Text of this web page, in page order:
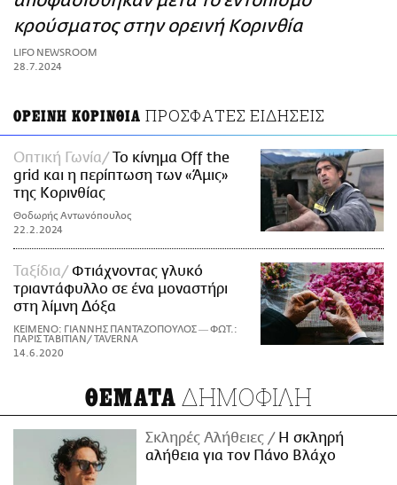
ΑΜΠΑ
PRINT
κρούσματος στην ορεινή Κορινθία
LIFO NEWSROOM
28.7.2024
ΟΡΕΙΝΗ ΚΟΡΙΝΘΙΑ ΠΡΟΣΦΑΤΕΣ ΕΙΔΗΣΕΙΣ
Οπτική Γωνία
Το κίνημα Off the
grid και η περίπτωση των «Άμις»
της Κορινθίας
Θοδωρής Αντωνόπουλος
22.2.2024
Ταξίδια
Φτιάχνοντας γλυκό
τριαντάφυλλο σε ένα μοναστήρι
στη λίμνη Δόξα
ΚΕΙΜΕΝΟ: ΓΙΑΝΝΗΣ ΠΑΝΤΑΖΟΠΟΥΛΟΣ ― ΦΩΤ.:
ΠΑΡΙΣ ΤΑΒΙΤΙΑΝ/ TAVERNA
14.6.2020
ΘΕΜΑΤΑ ΔΗΜΟΦΙΛΗ
Σκληρές Αλήθειες
H σκληρή
αλήθεια για τον Πάνο Βλάχο